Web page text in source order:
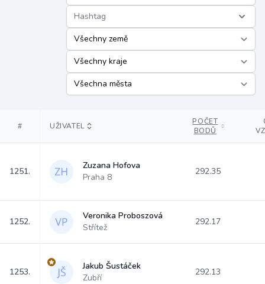
Hashtag
# UŽIVATEL
POČET
BODŮ
1251.
Zuzana Hofova
Praha 8
292.35
1252.
Veronika Proboszová
Střítež
292.17
1253.
Jakub Šustáček
Zubří
292.13